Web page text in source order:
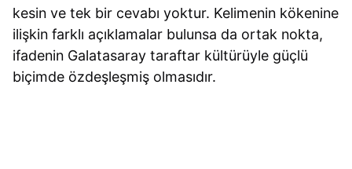
kesin ve tek bir cevabı yoktur. Kelimenin kökenine
ilişkin farklı açıklamalar bulunsa da ortak nokta,
ifadenin Galatasaray taraftar kültürüyle güçlü
biçimde özdeşleşmiş olmasıdır.